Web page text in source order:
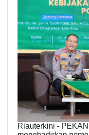
Riauterkini -